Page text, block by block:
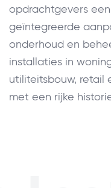
opdrachtgevers
geïntegreerde
onderhoud en
installaties in
utiliteitsbouw, retail
met een rijke